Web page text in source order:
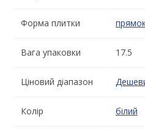
Форма плитки
Вага упаковки 17.5
Ціновий діапазон
Колір білий